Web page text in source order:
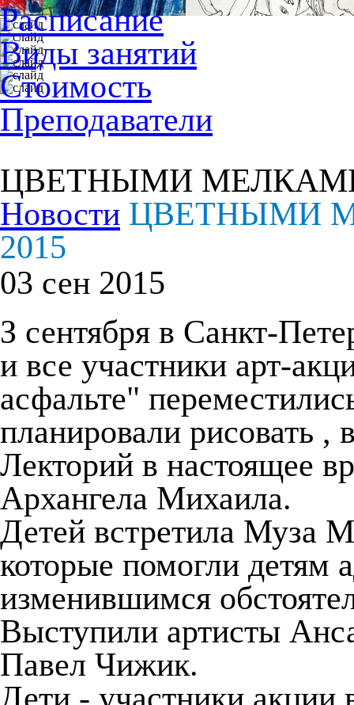
Расписание
Виды занятий
Стоимость
Преподаватели
ЦВЕТНЫМИ
Новости ЦВЕТНЫМИ
2015
03 сен 2015
З сентября в Санкт-
и все участники арт-
асфальте"
планировали рисовать ,
Лекторий в настоящее
Архангела Михаила.
Детей встретила Муза
которые помогли детям
изменившимся
Выступили артисты
Павел Чижик.
Дети - участники акции